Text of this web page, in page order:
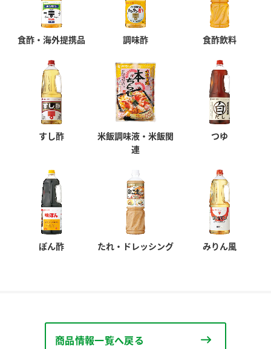
食酢・海外提携品 調味酢 食酢飲料
すし酢
米飯調味液・米飯関
連
つゆ
ぽん酢 たれ・ドレッシング みりん風
商品情報一覧へ戻る